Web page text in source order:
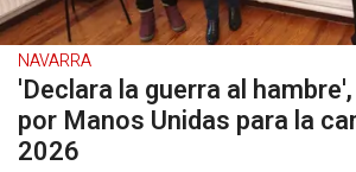
NAVARRA
'Declara la guerra al
por Manos Unidas para la
2026